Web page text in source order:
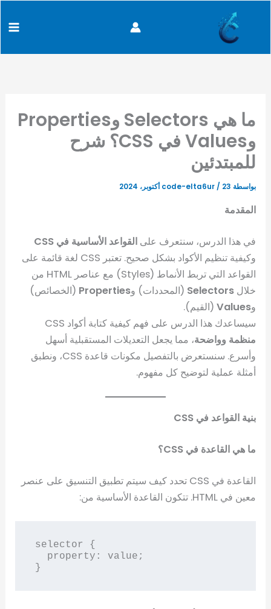
ما هي Selectors وProperties
وValues في CSS؟ شرح
للمبتدئين
بواسطة code-elta6ur / 23 أكتوبر، 2024
المقدمة
في هذا الدرس، سنتعرف علىالقواعد الأساسية في CSS
وكيفية تنظيم الأكواد بشكل صحيح. تعتبر CSS لغة قائمة على
القواعد التي تربط الأنماط (Styles) مع عناصر HTML من
خلالSelectors (المحددات) وProperties (الخصائص)
وValues (القيم).
سيساعدك هذا الدرس على فهم كيفية كتابة أكواد CSS
منظمة وواضحة، مما يجعل التعديلات المستقبلية أسهل
وأسرع. سنستعرض بالتفصيل مكونات قاعدة CSS، ونطبق
أمثلة عملية لتوضيح كل مفهوم.
بنية القواعد في CSS
ما هي القاعدة في CSS؟
القاعدة في CSS تحدد كيف سيتم تطبيق التنسيق على عنصر
معين في HTML. تتكون القاعدة الأساسية من:
selector {
}
بريدك
الإلكتروني...